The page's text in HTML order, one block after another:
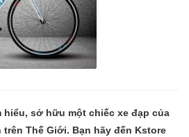
hiểu, sở hữu một chiếc xe đạp của
Thế Giới. Bạn hãy đến Kstore